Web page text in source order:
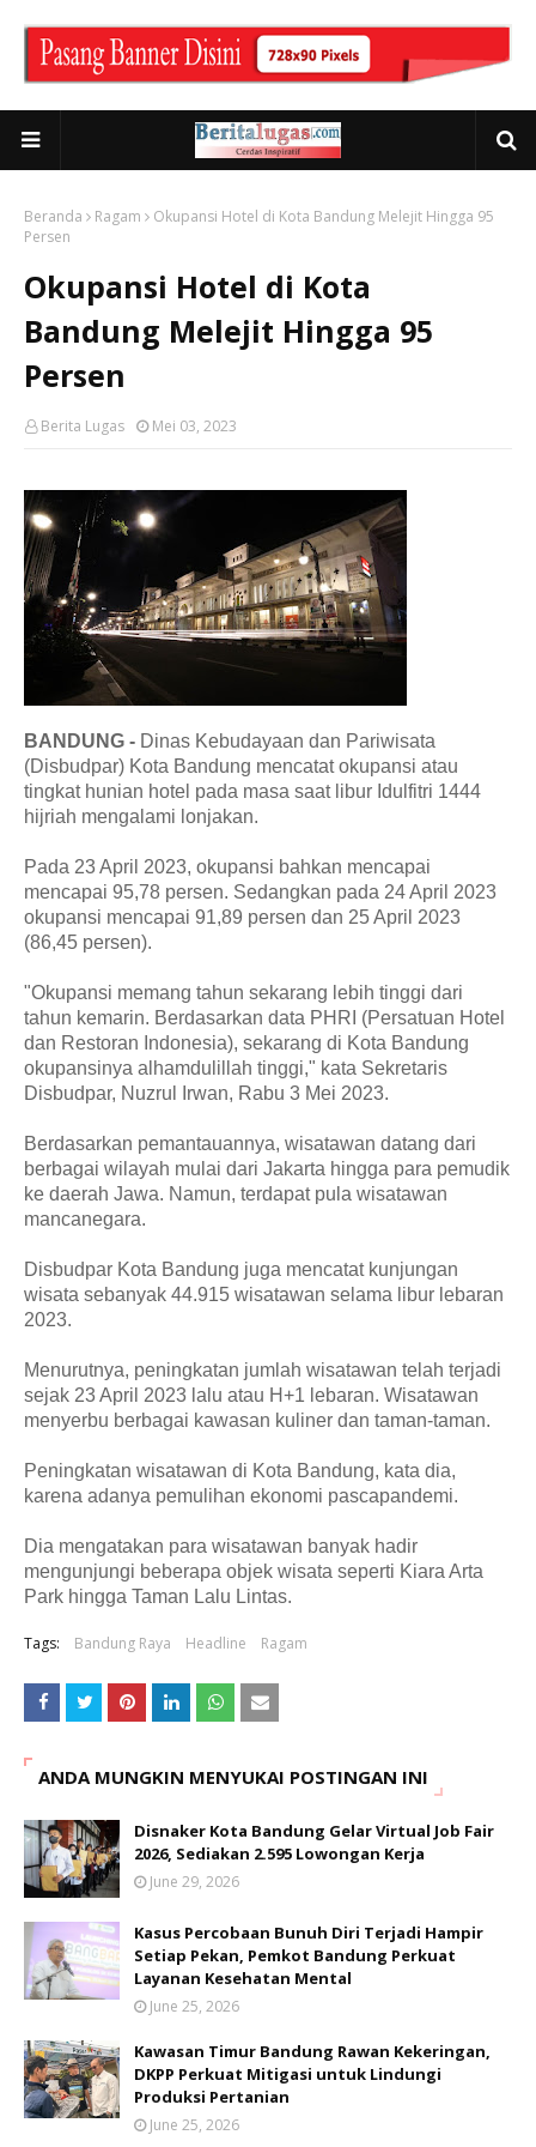
Beranda Ragam
Okupansi Hotel di Kota Bandung Melejit Hingga 95
Persen
Okupansi Hotel di Kota
Bandung Melejit Hingga 95
Persen
Berita Lugas Mei 03, 2023
BANDUNG - Dinas Kebudayaan dan Pariwisata
(Disbudpar) Kota Bandung mencatat okupansi atau
tingkat hunian hotel pada masa saat libur Idulfitri 1444
hijriah mengalami lonjakan.
Pada 23 April 2023, okupansi bahkan mencapai
mencapai 95,78 persen. Sedangkan pada 24 April 2023
okupansi mencapai 91,89 persen dan 25 April 2023
(86,45 persen).
"Okupansi memang tahun sekarang lebih tinggi dari
tahun kemarin. Berdasarkan data PHRI (Persatuan Hotel
dan Restoran Indonesia), sekarang di Kota Bandung
okupansinya alhamdulillah tinggi," kata Sekretaris
Disbudpar, Nuzrul Irwan, Rabu 3 Mei 2023.
Berdasarkan pemantauannya, wisatawan datang dari
berbagai wilayah mulai dari Jakarta hingga para pemudik
ke daerah Jawa. Namun, terdapat pula wisatawan
mancanegara.
Disbudpar Kota Bandung juga mencatat kunjungan
wisata sebanyak 44.915 wisatawan selama libur lebaran
2023.
Menurutnya, peningkatan jumlah wisatawan telah terjadi
sejak 23 April 2023 lalu atau H+1 lebaran. Wisatawan
menyerbu berbagai kawasan kuliner dan taman-taman.
Peningkatan wisatawan di Kota Bandung, kata dia,
karena adanya pemulihan ekonomi pascapandemi.
Dia mengatakan para wisatawan banyak hadir
mengunjungi beberapa objek wisata seperti Kiara Arta
Park hingga Taman Lalu Lintas.
Tags: Bandung Raya Headline Ragam
ANDA MUNGKIN MENYUKAI POSTINGAN INI
Disnaker Kota Bandung Gelar Virtual Job Fair
2026, Sediakan 2.595 Lowongan Kerja
June 29, 2026
Kasus Percobaan Bunuh Diri Terjadi Hampir
Setiap Pekan, Pemkot Bandung Perkuat
Layanan Kesehatan Mental
June 25, 2026
Kawasan Timur Bandung Rawan Kekeringan,
DKPP Perkuat Mitigasi untuk Lindungi
Produksi Pertanian
June 25, 2026